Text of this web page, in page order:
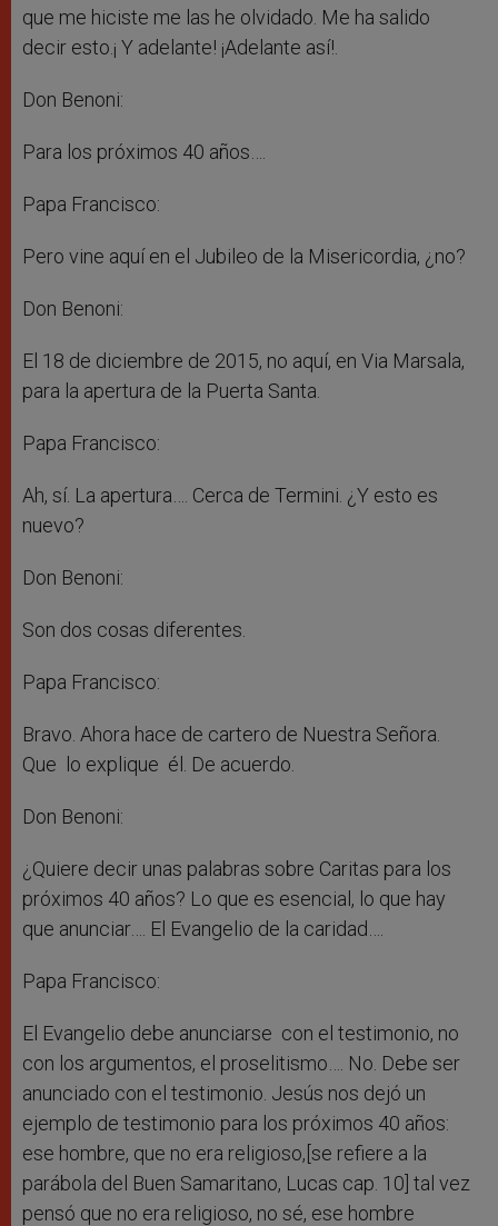
que me hiciste me las he olvidado. Me ha salido
decir esto.¡ Y adelante! ¡Adelante así!.
Don Benoni:
Para los próximos 40 años….
Papa Francisco:
Pero vine aquí en el Jubileo de la Misericordia, ¿no?
Don Benoni:
El 18 de diciembre de 2015, no aquí, en Via Marsala,
para la apertura de la Puerta Santa.
Papa Francisco:
Ah, sí. La apertura…. Cerca de Termini. ¿Y esto es
nuevo?
Don Benoni:
Son dos cosas diferentes.
Papa Francisco:
Bravo. Ahora hace de cartero de Nuestra Señora.
Que lo explique él. De acuerdo.
Don Benoni:
¿Quiere decir unas palabras sobre Caritas para los
próximos 40 años? Lo que es esencial, lo que hay
que anunciar…. El Evangelio de la caridad….
Papa Francisco:
El Evangelio debe anunciarse con el testimonio, no
con los argumentos, el proselitismo…. No. Debe ser
anunciado con el testimonio. Jesús nos dejó un
ejemplo de testimonio para los próximos 40 años:
ese hombre, que no era religioso,[se refiere a la
parábola del Buen Samaritano, Lucas cap. 10] tal vez
pensó que no era religioso, no sé, ese hombre